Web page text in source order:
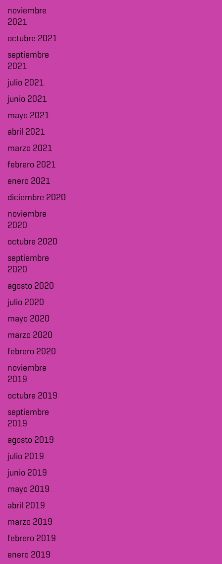
noviembre
2021
octubre 2021
septiembre
2021
julio 2021
junio 2021
mayo 2021
abril 2021
marzo 2021
febrero 2021
enero 2021
diciembre 2020
noviembre
2020
octubre 2020
septiembre
2020
agosto 2020
julio 2020
mayo 2020
marzo 2020
febrero 2020
noviembre
2019
octubre 2019
septiembre
2019
agosto 2019
julio 2019
junio 2019
mayo 2019
abril 2019
marzo 2019
febrero 2019
enero 2019